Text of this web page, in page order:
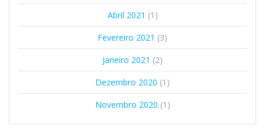
Abril 2021 (1)
Fevereiro 2021 (3)
Janeiro 2021 (2)
Dezembro 2020 (1)
Novembro 2020 (1)